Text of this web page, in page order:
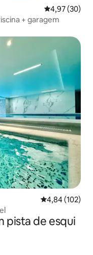
4,97 de uma
4,97 (30)
+ garagem
4,84 de uma
4,84 (102)
pista de esqui